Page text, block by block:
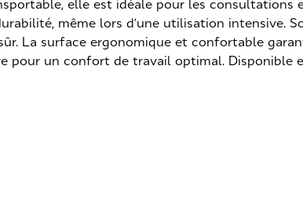
elle est idéale pour les consultations
même lors d’une utilisation intensive.
La surface ergonomique et confortable
pour un confort de travail optimal. Disponible